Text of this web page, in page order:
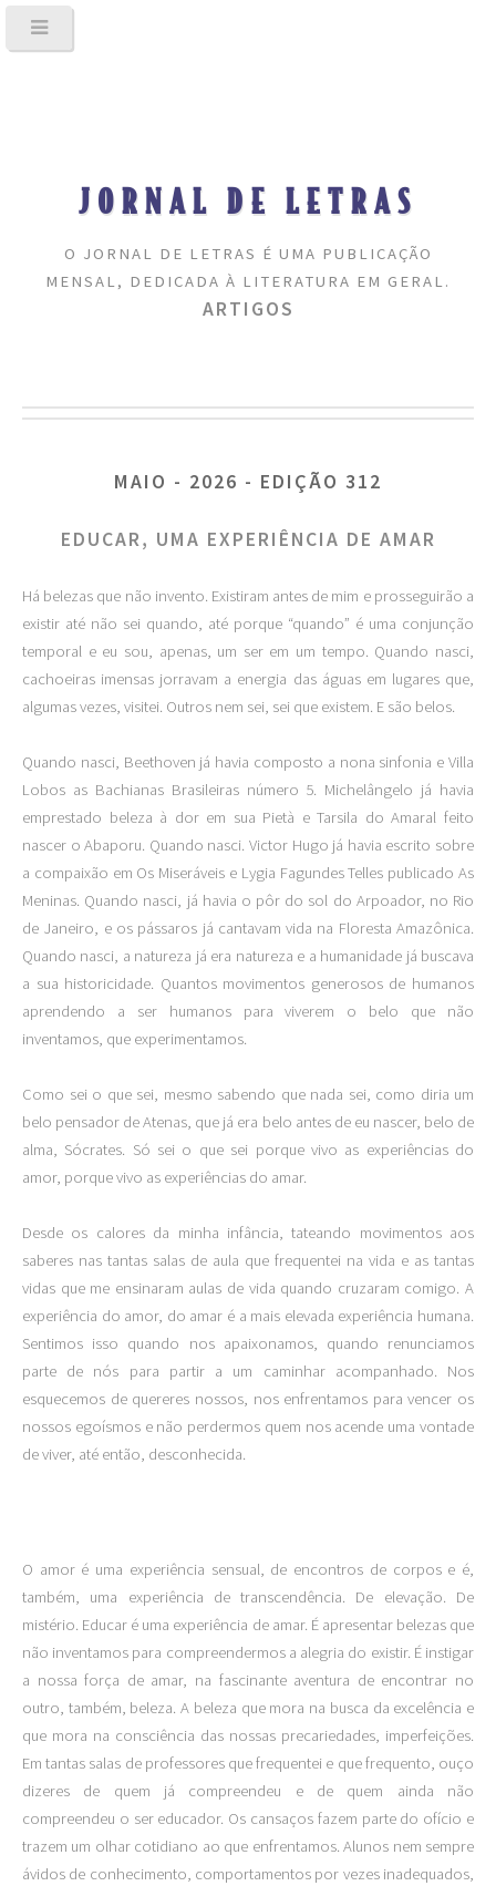
JORNAL DE LETRAS
O JORNAL DE LETRAS É UMA PUBLICAÇÃO
MENSAL, DEDICADA À LITERATURA EM GERAL.
ARTIGOS
MAIO - 2026 - EDIÇÃO 312
EDUCAR, UMA EXPERIÊNCIA DE AMAR
Há belezas que não invento. Existiram antes de mim e prosseguirão a
existir até não sei quando, até porque “quando” é uma conjunção
temporal e eu sou, apenas, um ser em um tempo. Quando nasci,
cachoeiras imensas jorravam a energia das águas em lugares que,
algumas vezes, visitei. Outros nem sei, sei que existem. E são belos.
Quando nasci, Beethoven já havia composto a nona sinfonia e Villa
Lobos as Bachianas Brasileiras número 5. Michelângelo já havia
emprestado beleza à dor em sua Pietà e Tarsila do Amaral feito
nascer o Abaporu. Quando nasci. Victor Hugo já havia escrito sobre
a compaixão em Os Miseráveis e Lygia Fagundes Telles publicado As
Meninas. Quando nasci, já havia o pôr do sol do Arpoador, no Rio
de Janeiro, e os pássaros já cantavam vida na Floresta Amazônica.
Quando nasci, a natureza já era natureza e a humanidade já buscava
a sua historicidade. Quantos movimentos generosos de humanos
aprendendo a ser humanos para viverem o belo que não
inventamos, que experimentamos.
Como sei o que sei, mesmo sabendo que nada sei, como diria um
belo pensador de Atenas, que já era belo antes de eu nascer, belo de
alma, Sócrates. Só sei o que sei porque vivo as experiências do
amor, porque vivo as experiências do amar.
Desde os calores da minha infância, tateando movimentos aos
saberes nas tantas salas de aula que frequentei na vida e as tantas
vidas que me ensinaram aulas de vida quando cruzaram comigo. A
experiência do amor, do amar é a mais elevada experiência humana.
Sentimos isso quando nos apaixonamos, quando renunciamos
parte de nós para partir a um caminhar acompanhado. Nos
esquecemos de quereres nossos, nos enfrentamos para vencer os
nossos egoísmos e não perdermos quem nos acende uma vontade
de viver, até então, desconhecida.
O amor é uma experiência sensual, de encontros de corpos e é,
também, uma experiência de transcendência. De elevação. De
mistério. Educar é uma experiência de amar. É apresentar belezas que
não inventamos para compreendermos a alegria do existir. É instigar
a nossa força de amar, na fascinante aventura de encontrar no
outro, também, beleza. A beleza que mora na busca da excelência e
que mora na consciência das nossas precariedades, imperfeições.
Em tantas salas de professores que frequentei e que frequento, ouço
dizeres de quem já compreendeu e de quem ainda não
compreendeu o ser educador. Os cansaços fazem parte do ofício e
trazem um olhar cotidiano ao que enfrentamos. Alunos nem sempre
ávidos de conhecimento, comportamentos por vezes inadequados,